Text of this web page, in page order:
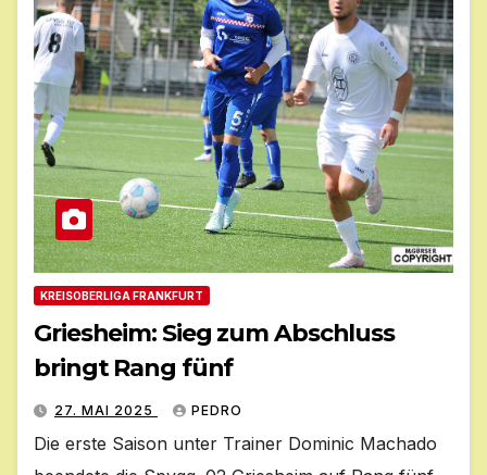
KREISOBERLIGA FRANKFURT
Griesheim: Sieg zum Abschluss
bringt Rang fünf
27. MAI 2025 PEDRO
Die erste Saison unter Trainer Dominic Machado